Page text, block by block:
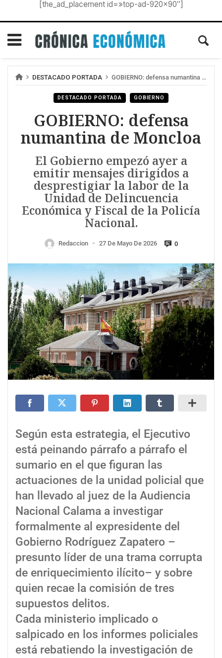
[the_ad_placement id=»top-ad-920×90″]
DESTACADO PORTADA GOBIERNO: defensa numantina de Moncloa
DESTACADO PORTADA GOBIERNO
GOBIERNO: defensa
numantina de Moncloa
El Gobierno empezó ayer a
emitir mensajes dirigidos a
desprestigiar la labor de la
Unidad de Delincuencia
Económica y Fiscal de la Policía
Nacional.
Redaccion — 27 De Mayo De 2026 0
Según esta estrategia, el Ejecutivo
está peinando párrafo a párrafo el
sumario en el que figuran las
actuaciones de la unidad policial que
han llevado al juez de la Audiencia
Nacional Calama a investigar
formalmente al expresidente del
Gobierno Rodríguez Zapatero –
presunto líder de una trama corrupta
de enriquecimiento ilícito– y sobre
quien recae la comisión de tres
supuestos delitos.
Cada ministerio implicado o
salpicado en los informes policiales
está rebatiendo la investigación de